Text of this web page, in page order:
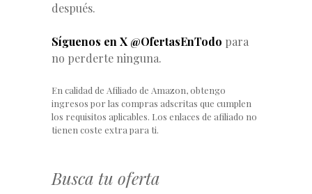
después.
Síguenos en X @OfertasEnTodo para
no perderte ninguna.
En calidad de Afiliado de Amazon, obtengo
ingresos por las compras adscritas que cumplen
los requisitos aplicables. Los enlaces de afiliado no
tienen coste extra para ti.
Busca tu oferta